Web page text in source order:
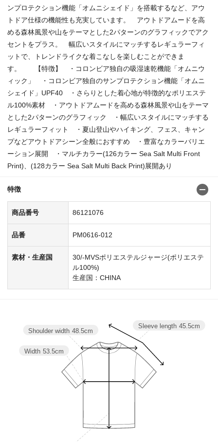
ンプロテクション機能「オムニシェイド」を搭載するなど、アウ
トドア仕様の機能性も充実しています。 アウトドアムードを高
める森林風景や山をテーマとした2パターンのグラフィックでアク
セントをプラス。 幅広いスタイルにマッチするレギュラーフィ
ットで、トレンドライクな着こなしを楽しむことができま
す。 【特徴】 ・コロンビア独自の吸湿速乾機能「オムニウ
ィック」 ・コロンビア独自のサンプロテクション機能「オムニ
シェイド」UPF40 ・さらりとした着心地が特徴的なポリエステ
ル100%素材 ・アウトドアムードを高める森林風景や山をテーマ
とした2パターンのグラフィック ・幅広いスタイルにマッチする
レギュラーフィット ・夏山登山やハイキング、フェス、キャン
プなどアウトドアシーン全般におすすめ ・豊富なカラーバリエ
ーション展開 ・マルチカラー(126カラー Sea Salt Multi Front
Print)、(128カラー Sea Salt Multi Back Print)展開あり
特徴
商品番号 86121076
品番 PM0616-012
素材・生産国
30/-MVSポリエステルジャージ(ポリエステ
ル100%)
生産国：CHINA
Sleeve length 45.5cm
Width 53.5cm
Shoulder width 48.5cm